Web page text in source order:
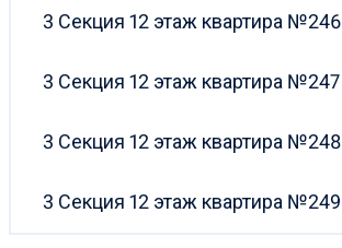
3 Секция 12 этаж квартира №246
3 Секция 12 этаж квартира №247
3 Секция 12 этаж квартира №248
3 Секция 12 этаж квартира №249